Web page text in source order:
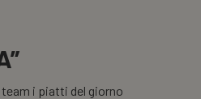
i piatti del giorno